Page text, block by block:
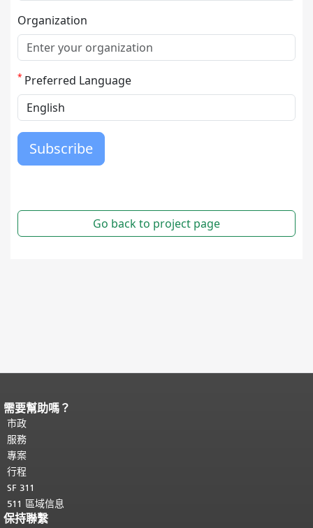
頁面內容結束。
都會重複顯示。
需要幫助嗎？
市政
服務
專案
行程
SF 311
511 區域信息
保持聯繫